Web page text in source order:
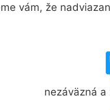
vám, že
nezáväzná